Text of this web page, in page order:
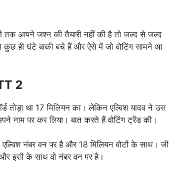
तक आपने जश्न की तैयारी नहीं की है तो जल्द से जल्द
कुछ ही घंटे बाकी बचे हैं और ऐसे में जो वोटिंग सामने आ
2
तोड़ा था 17 मिलियन का। लेकिन एल्विश यादव ने उस
नाम पर कर लिया। बात करते हैं वोटिंग ट्रेंड की।
नंबर वन पर है और 18 मिलियन वोटों के साथ। जी
इसी के साथ वो नंबर वन पर है।